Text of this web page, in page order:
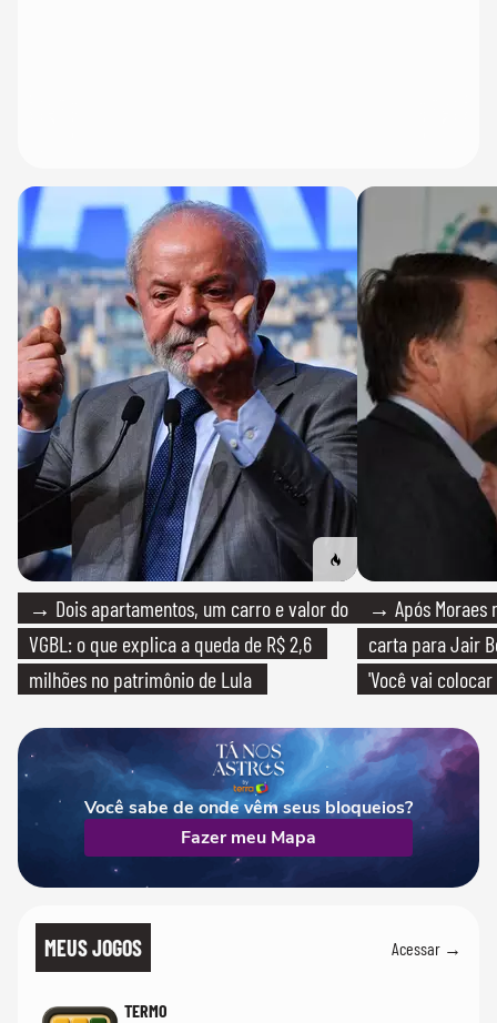
→ Dois apartamentos, um carro e valor do
VGBL: o que explica a queda de R$ 2,6
milhões no patrimônio de Lula
→ Após Moraes
carta para Jair
'Você vai
Você sabe de onde vêm seus bloqueios?
Fazer meu Mapa
MEUS JOGOS Acessar →
TERMO